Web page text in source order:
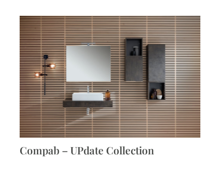
Compab – UPdate Collection